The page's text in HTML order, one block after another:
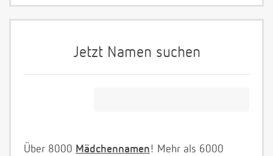
Jetzt Namen suchen
Über 8000 Mädchennamen! Mehr als 6000